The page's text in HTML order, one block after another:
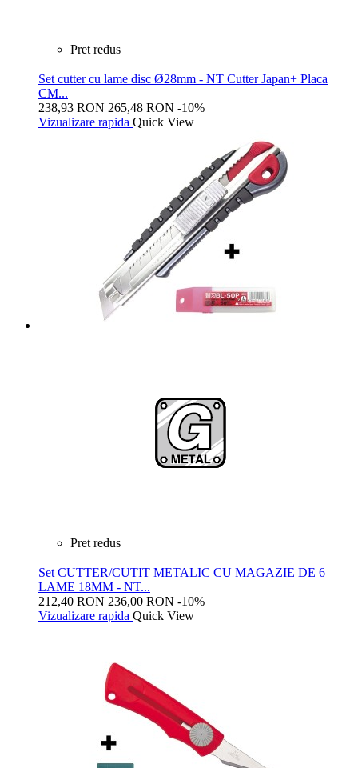
Pret redus
Set cutter cu lame disc Ø28mm - NT Cutter Japan+ Placa
CM...
238,93 RON 265,48 RON -10%
Vizualizare rapida Quick View
Pret redus
Set CUTTER/CUTIT METALIC CU MAGAZIE DE 6
LAME 18MM - NT...
212,40 RON 236,00 RON -10%
Vizualizare rapida Quick View